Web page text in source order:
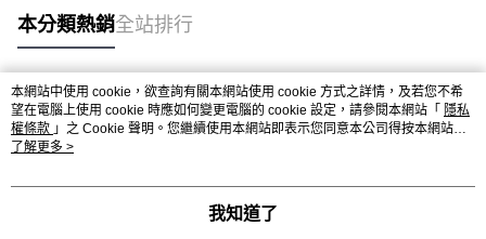
本分類熱銷全站排行
熱門標籤
本網站中使用 cookie，欲查詢有關本網站使用 cookie 方式之詳情，及若您不希
望在電腦上使用 cookie 時應如何變更電腦的 cookie 設定，請參閱本網站「 隱私
權條款 」之 Cookie 聲明。您繼續使用本網站即表示您同意本公司得按本網站使
用條款之 Cookie 聲明使用 cookie。
了解更多 >
我知道了